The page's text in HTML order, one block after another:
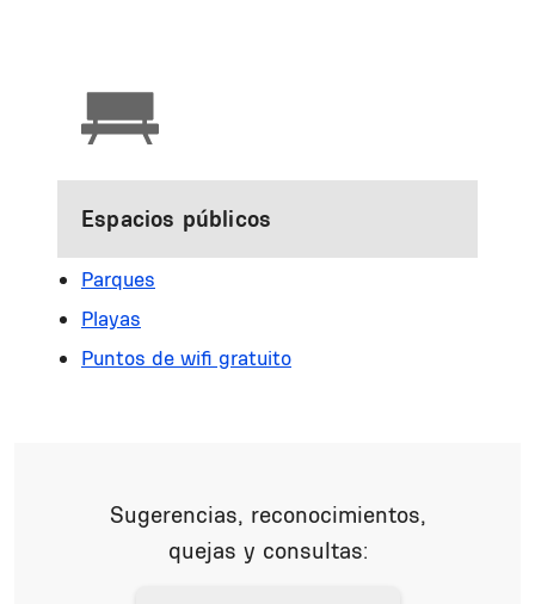
Espacios públicos
Parques
Playas
Puntos de wifi gratuito
Sugerencias, reconocimientos,
quejas y consultas: